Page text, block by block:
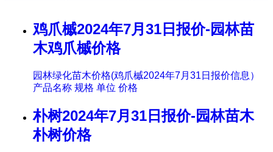
鸡爪槭2024年7月31日报价-园林苗
木鸡爪槭价格
园林绿化苗木价格(鸡爪槭2024年7月31日报价信息）
产品名称 规格 单位 价格
朴树2024年7月31日报价-园林苗木
朴树价格